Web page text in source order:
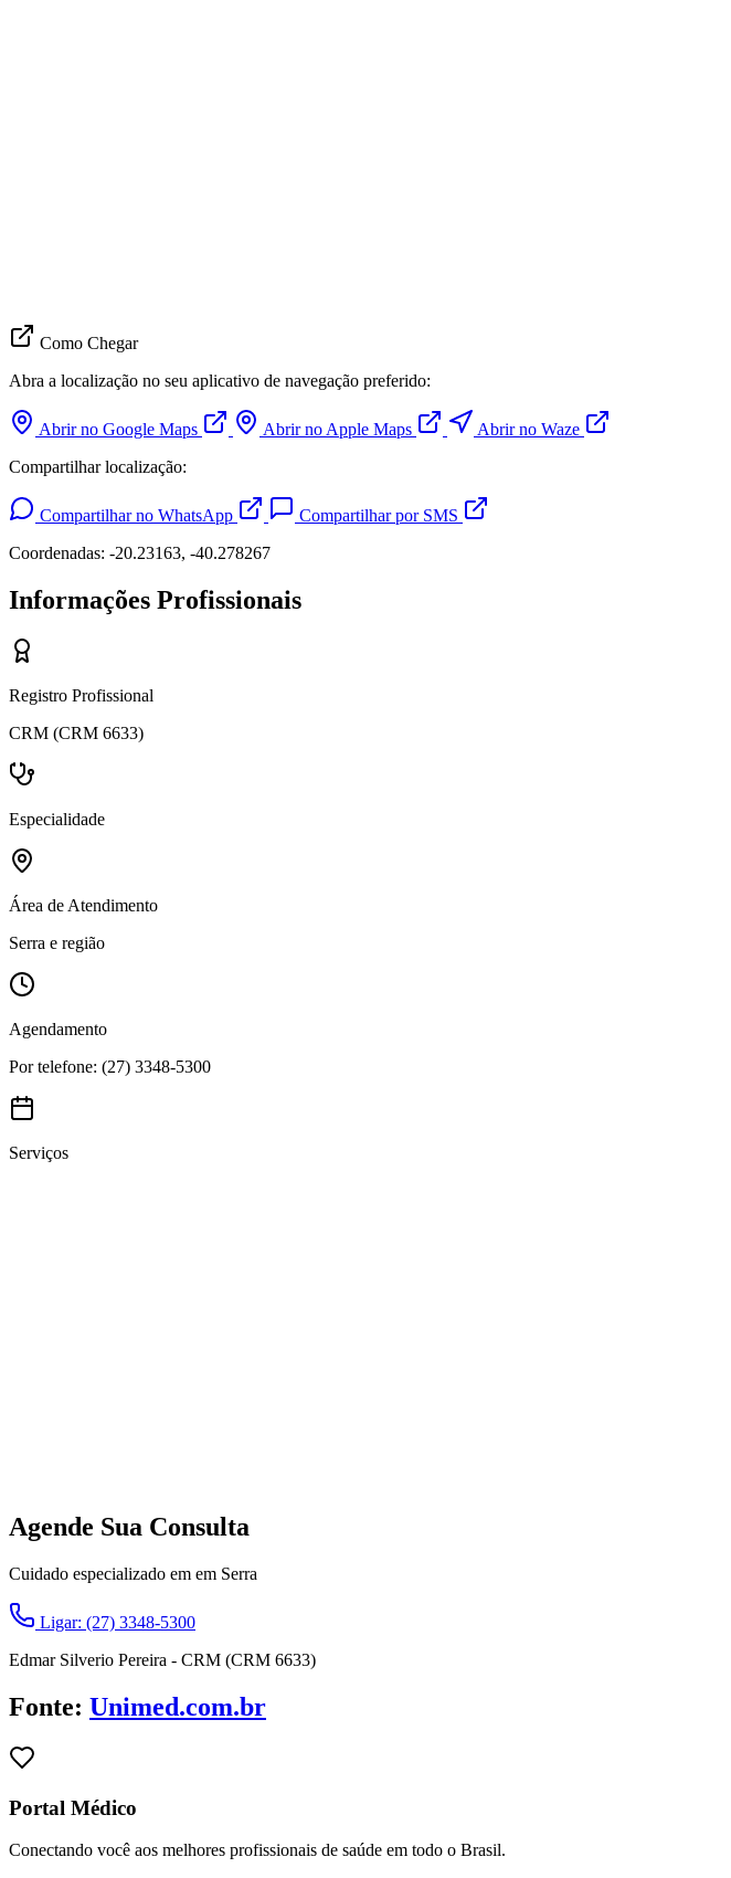
Como Chegar
Abra a localização no seu aplicativo de navegação preferido:
Abrir no Google Maps Abrir no Apple Maps
Abrir no Waze
Compartilhar localização:
Compartilhar no WhatsApp
Compartilhar por SMS
Coordenadas: -20.23163, -40.278267
Informações Profissionais
Registro Profissional
CRM (CRM 6633)
Especialidade
Área de Atendimento
Serra e região
Agendamento
Por telefone: (27) 3348-5300
Serviços
Agende Sua Consulta
Cuidado especializado em em Serra
Ligar: (27) 3348-5300
Edmar Silverio Pereira - CRM (CRM 6633)
Fonte: Unimed.com.br
Portal Médico
Conectando você aos melhores profissionais de saúde em todo o Brasil.